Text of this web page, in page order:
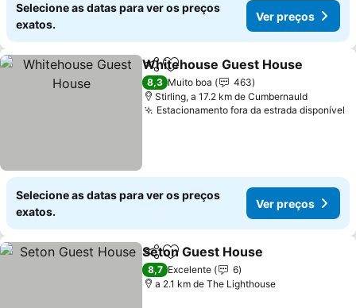
Selecione as datas para ver os preços
exatos.
Ver preços
PartilharAdicionar aos favoritos
Whitehouse Guest House
8,3 Muito boa
463
Stirling, a 17.2 km de Cumbernauld
Estacionamento fora da estrada disponível
Selecione as datas para ver os preços
exatos.
Ver preços
PartilharAdicionar aos favoritos
Seton Guest House
8,7 Excelente
6
a 2.1 km de The Lighthouse